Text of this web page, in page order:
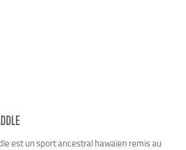
est un sport ancestral hawaïen remis au